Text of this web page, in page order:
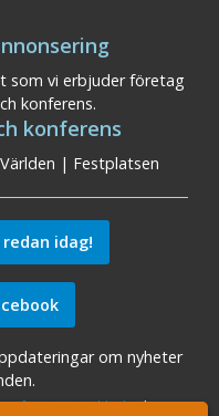
som vi erbjuder företag
konferens.
konferens
| Festplatsen
idag!
om nyheter
Stockholm|